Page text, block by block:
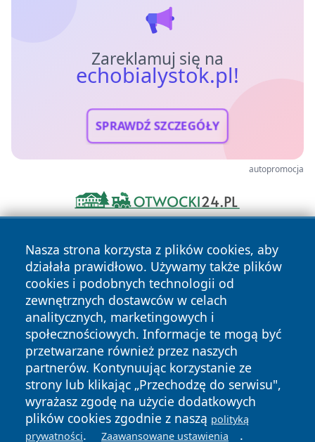
Zareklamuj się na
echobialystok.pl!
SPRAWDŹ SZCZEGÓŁY
autopromocja
Nasza strona korzysta z plików cookies, aby
działała prawidłowo. Używamy także plików
cookies i podobnych technologii od
zewnętrznych dostawców w celach
analitycznych, marketingowych i
społecznościowych. Informacje te mogą być
przetwarzane również przez naszych
partnerów. Kontynuując korzystanie ze
strony lub klikając „Przechodzę do serwisu",
wyrażasz zgodę na użycie dodatkowych
plików cookies zgodnie z naszą polityką
prywatności. Zaawansowane ustawienia .
Copyright © 2026 echobialystok.pl Wszystkie prawa
zastrzeżone.
News Autorzy
Polityka
Prywatności
Polityka
Cookies